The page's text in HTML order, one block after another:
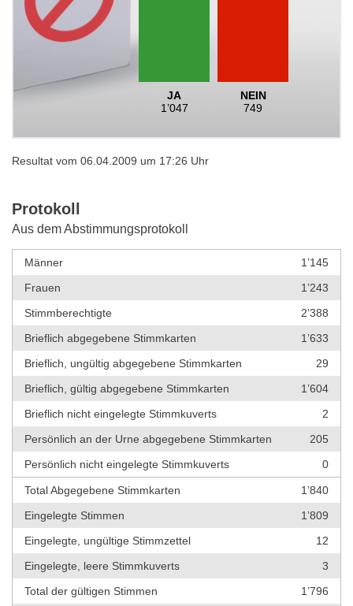
JA
1’047
NEIN
749
Resultat vom 06.04.2009 um 17:26 Uhr
Protokoll
Aus dem Abstimmungsprotokoll
Männer
1’145
Frauen
1’243
Stimmberechtigte
2’388
Brieflich abgegebene Stimmkarten
1’633
Brieflich, ungültig abgegebene Stimmkarten
29
Brieflich, gültig abgegebene Stimmkarten
1’604
Brieflich nicht eingelegte Stimmkuverts
2
Persönlich an der Urne abgegebene Stimmkarten
205
Persönlich nicht eingelegte Stimmkuverts
0
Total Abgegebene Stimmkarten
1’840
Eingelegte Stimmen
1’809
Eingelegte, ungültige Stimmzettel
12
Eingelegte, leere Stimmkuverts
3
Total der gültigen Stimmen
1’796